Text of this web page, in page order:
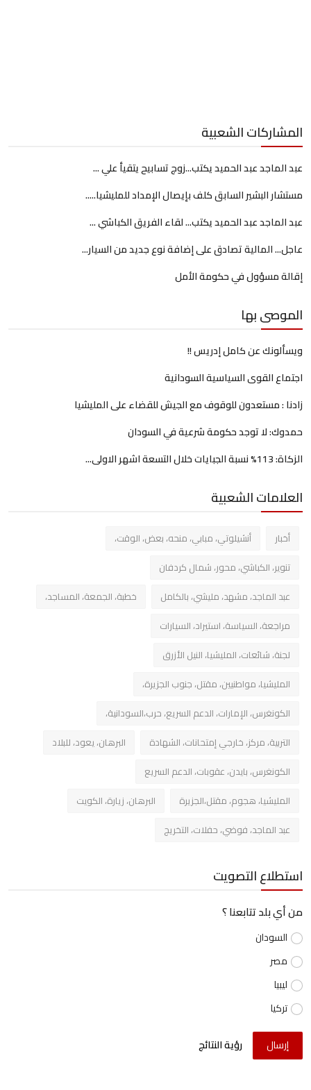
المشاركات الشعبية
عبد الماجد عبد الحميد يكتب...زوج تسابيح يتقيأ علي ...
مستشار البشير السابق كلف بإيصال الإمداد للمليشيا.....
عبد الماجد عبد الحميد يكتب... لقاء الفريق الكباشي ...
عاجل... المالية تصادق على إضافة نوع جديد من السيار...
إقالة مسؤول في حكومة الأمل
الموصى بها
ويسألونك عن كامل إدريس !!
اجتماع القوى السياسية السودانية
زادنا : مستعدون للوقوف مع الجيش للقضاء على المليشيا
حمدوك: لا توجد حكومة شرعية في السودان
الزكاة: 113% نسبة الجبايات خلال التسعة اشهر الاولى...
العلامات الشعبية
أخبار
أنشيلوتي، مبابي، منحه، بعض، الوقت،
تنوير، الكباشي، محور، شمال كردفان
عبد الماجد، مشهد، مليشي، بالكامل
خطبة، الجمعة، المساجد،
مراجعة، السياسة، استيراد، السيارات
لجنة، شائعات، المليشيا، النيل الأزرق
المليشيا، مواطنيين، مقتل، جنوب الجزيرة،
الكونغرس، الإمارات، الدعم السريع، حرب،السودانية،
التربية، مركز، خارجي إمتحانات، الشهادة
البرهان، يعود، للبلاد
الكونغرس، بايدن، عقوبات، الدعم السريع
المليشيا، هجوم، مقتل،الجزيرة
البرهان، زيارة، الكويت
عبد الماجد، فوضي، حفلات، التخريج
استطلاع التصويت
من أي بلد تتابعنا ؟
السودان
مصر
ليبيا
تركيا
إرسال رؤية النتائج